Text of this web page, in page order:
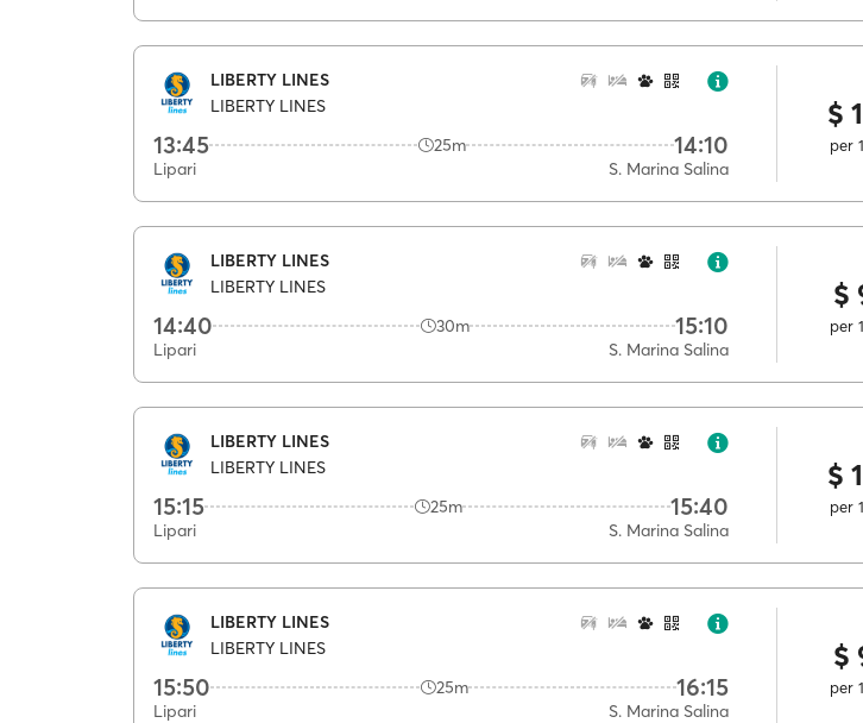
LIBERTY LINES
LIBERTY LINES
13:45 25m 14:10
Lipari S. Marina Salina
$
per
LIBERTY LINES
LIBERTY LINES
14:40 30m 15:10
Lipari S. Marina Salina
$
per
LIBERTY LINES
LIBERTY LINES
15:15 25m 15:40
Lipari S. Marina Salina
$
per
LIBERTY LINES
LIBERTY LINES
15:50 25m 16:15
Lipari S. Marina Salina
$
per